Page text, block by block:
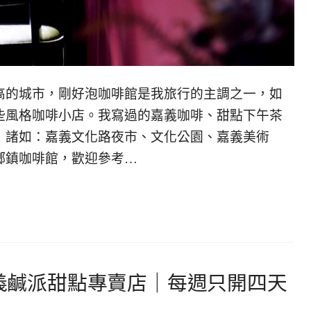
城市，剛好泡咖啡館是我旅行的主調之一，如
格咖啡小店。我寫過的嘉義咖啡、甜點下午茶
如：嘉義文化路夜市、文化公園、嘉義美術
鎮咖啡館，歡迎參考…
鹹派甜點專賣店｜每週只開四天